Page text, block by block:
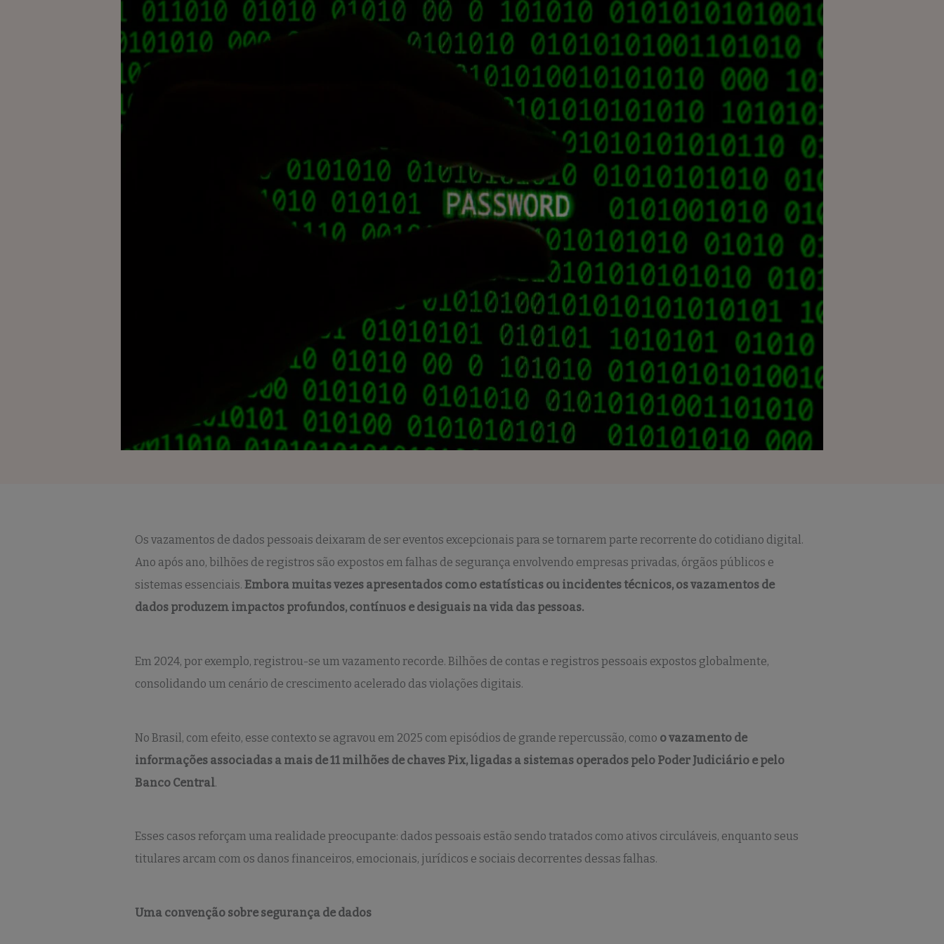
Os vazamentos de dados pessoais deixaram de ser eventos excepcionais para se tornarem parte recorrente do cotidiano digital.
Ano após ano, bilhões de registros são expostos em falhas de segurança envolvendo empresas privadas, órgãos públicos e
sistemas essenciais. Embora muitas vezes apresentados como estatísticas ou incidentes técnicos, os vazamentos de
dados produzem impactos profundos, contínuos e desiguais na vida das pessoas.
Em 2024, por exemplo, registrou-se um vazamento recorde. Bilhões de contas e registros pessoais expostos globalmente,
consolidando um cenário de crescimento acelerado das violações digitais.
No Brasil, com efeito, esse contexto se agravou em 2025 com episódios de grande repercussão, como o vazamento de
informações associadas a mais de 11 milhões de chaves Pix, ligadas a sistemas operados pelo Poder Judiciário e pelo
Banco Central.
Esses casos reforçam uma realidade preocupante: dados pessoais estão sendo tratados como ativos circuláveis, enquanto seus
titulares arcam com os danos financeiros, emocionais, jurídicos e sociais decorrentes dessas falhas.
Uma convenção sobre segurança de dados